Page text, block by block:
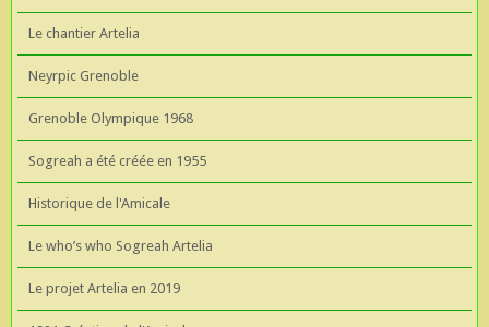
Le chantier Artelia
Neyrpic Grenoble
Grenoble Olympique 1968
Sogreah a été créée en 1955
Historique de l'Amicale
Le who’s who Sogreah Artelia
Le projet Artelia en 2019